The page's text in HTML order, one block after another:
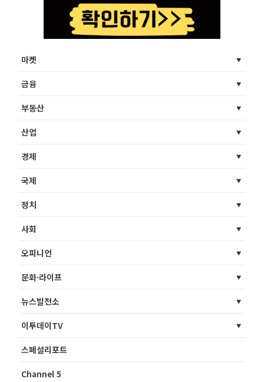
마켓
금융
부동산
산업
경제
국제
정치
사회
오피니언
문화·라이프
뉴스발전소
이투데이TV
스페셜리포트
Channel 5